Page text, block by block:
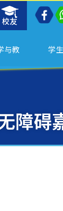
校友
与教 学
障碍